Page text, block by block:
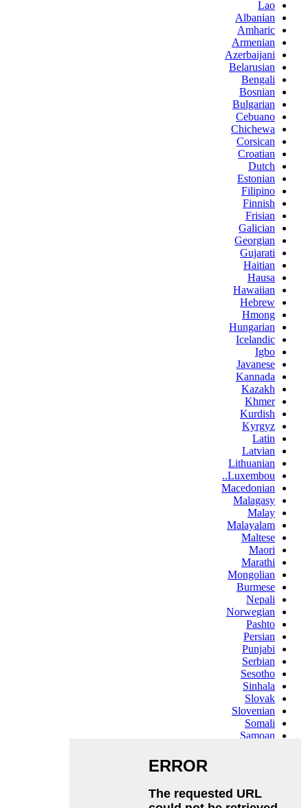
Lao
Albanian
Amharic
Armenian
Azerbaijani
Belarusian
Bengali
Bosnian
Bulgarian
Cebuano
Chichewa
Corsican
Croatian
Dutch
Estonian
Filipino
Finnish
Frisian
Galician
Georgian
Gujarati
Haitian
Hausa
Hawaiian
Hebrew
Hmong
Hungarian
Icelandic
Igbo
Javanese
Kannada
Kazakh
Khmer
Kurdish
Kyrgyz
Latin
Latvian
Lithuanian
Luxembou..
Macedonian
Malagasy
Malay
Malayalam
Maltese
Maori
Marathi
Mongolian
Burmese
Nepali
Norwegian
Pashto
Persian
Punjabi
Serbian
Sesotho
Sinhala
Slovak
Slovenian
Somali
Samoan
Swahili